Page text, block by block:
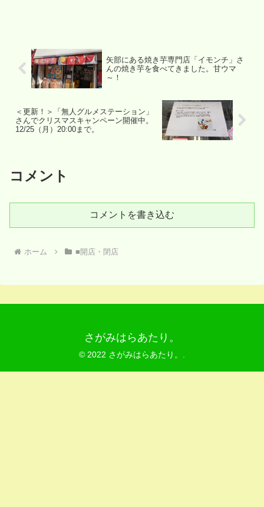
矢部にある焼き芋専門店「イモンチ」さ
んの焼き芋を食べてきました。甘ウマ
～！
＜更新！＞「無人グルメステーション」
さんでクリスマスキャンペーン開催中。
12/25（月）20:00まで。
コメント
コメントを書き込む
ホーム ■開店・閉店
さがみはらあたり。
© 2022 さがみはらあたり。.